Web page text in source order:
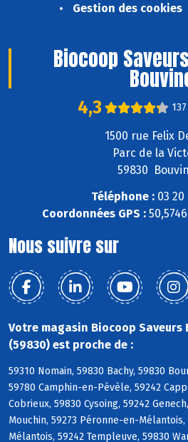
Gestion des cookies
Biocoop
4,3
1500 rue Felix
Parc de la
59830
Téléphone :03 20
Coordonnées GPS :
Nous suivre sur
Votre magasin Biocoop Saveurs
(59830) est proche de :
59310 Nomain, 59830 Bachy, 59830
59780 Camphin-en-Pévèle, 59242
Cobrieux, 59830 Cysoing, 59242
Mouchin, 59273 Péronne-en-
Mélantois, 59242 Templeuve, 59830